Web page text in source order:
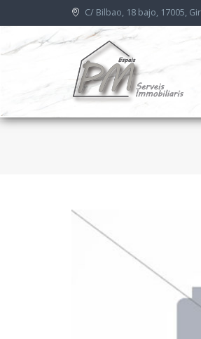
C/ Bilbao, 18 bajo, 17005,